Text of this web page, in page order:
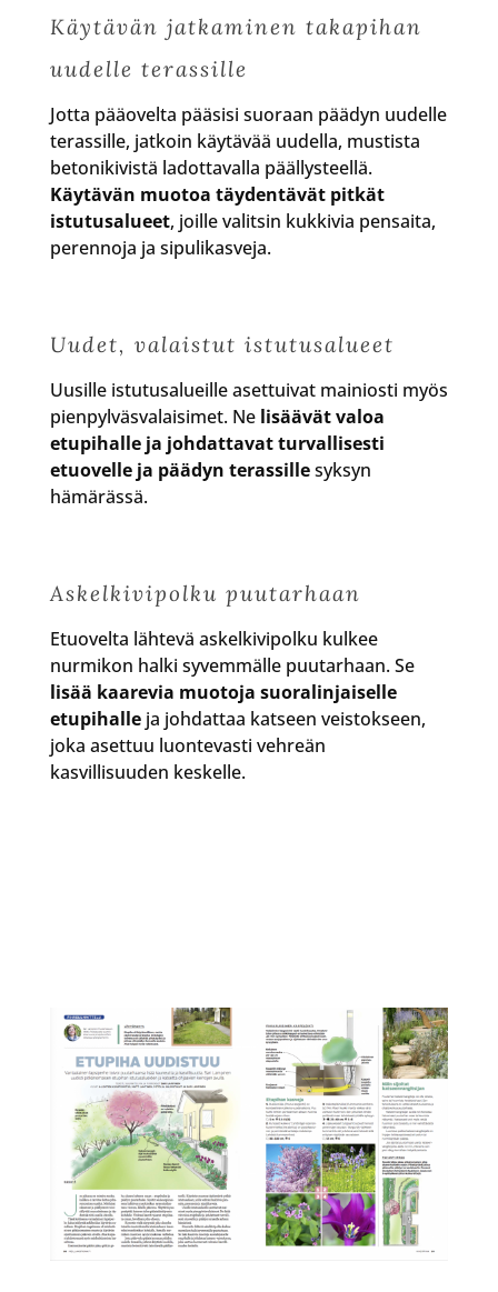
Käytävän jatkaminen takapihan
uudelle terassille
Jotta pääovelta pääsisi suoraan päädyn uudelle
terassille, jatkoin käytävää uudella, mustista
betonikivistä ladottavalla päällysteellä.
Käytävän muotoa täydentävät pitkät
istutusalueet, joille valitsin kukkivia pensaita,
perennoja ja sipulikasveja.
Uudet, valaistut istutusalueet
Uusille istutusalueille asettuivat mainiosti myös
pienpylväsvalaisimet. Ne lisäävät valoa
etupihalle ja johdattavat turvallisesti
etuovelle ja päädyn terassillesyksyn
hämärässä.
Askelkivipolku puutarhaan
Etuovelta lähtevä askelkivipolku kulkee
nurmikon halki syvemmälle puutarhaan. Se
lisää kaarevia muotoja suoralinjaiselle
etupihalleja johdattaa katseen veistokseen,
joka asettuu luontevasti vehreän
kasvillisuuden keskelle.